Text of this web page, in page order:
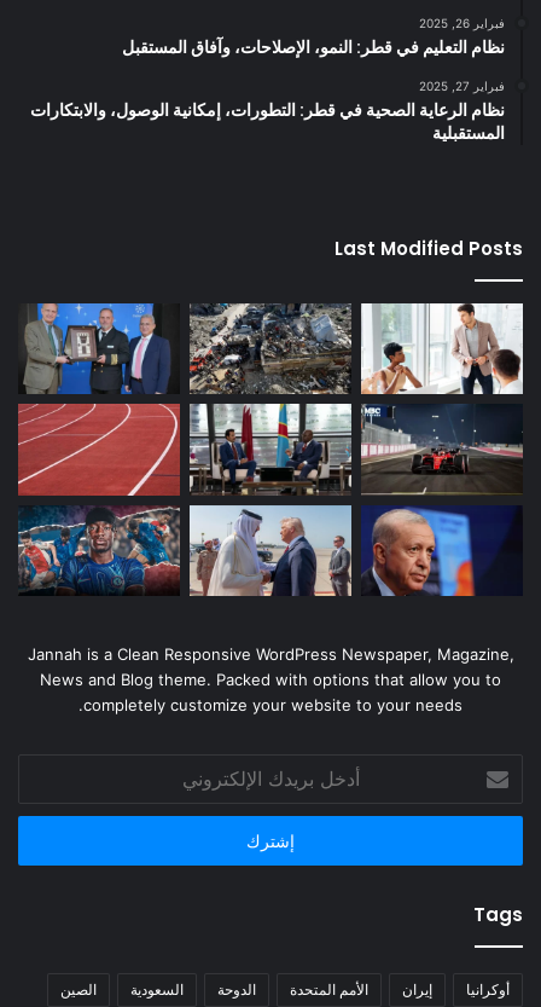
فبراير 26, 2025
نظام التعليم في قطر: النمو، الإصلاحات، وآفاق المستقبل
فبراير 27, 2025
نظام الرعاية الصحية في قطر: التطورات، إمكانية الوصول، والابتكارات
المستقبلية
Last Modified Posts
Jannah is a Clean Responsive WordPress Newspaper, Magazine,
News and Blog theme. Packed with options that allow you to
completely customize your website to your needs.
أدخل
بريدك
الإلكتروني
Tags
أوكرانيا إيران الأمم المتحدة الدوحة السعودية الصين